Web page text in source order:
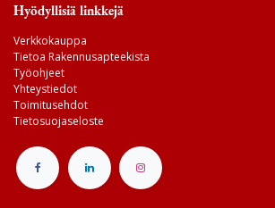
Hyödyllisiä linkkejä
Verkkokauppa
Tietoa Rakennusapteekista
Työohjeet
Yhteystiedot
Toimitusehdot
Tietosuojaseloste